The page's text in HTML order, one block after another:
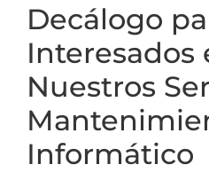
Decálogo
Interesados
Nuestros
Informático